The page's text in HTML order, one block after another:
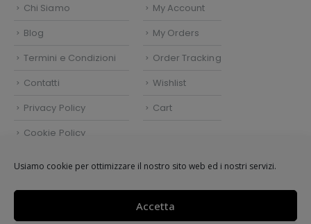
Usiamo cookie per ottimizzare il nostro sito web ed i nostri servizi.
Accetta
Chi Siamo
Blog
Termini e Condizioni
Contatti
Privacy Policy
Cookie Policy
My Account
My Orders
Order Tracking
Wishlist
Cart